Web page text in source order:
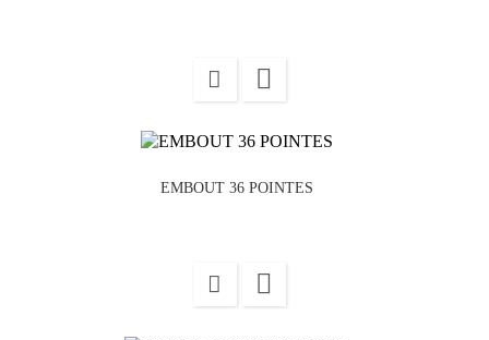

EMBOUT 36 POINTES
